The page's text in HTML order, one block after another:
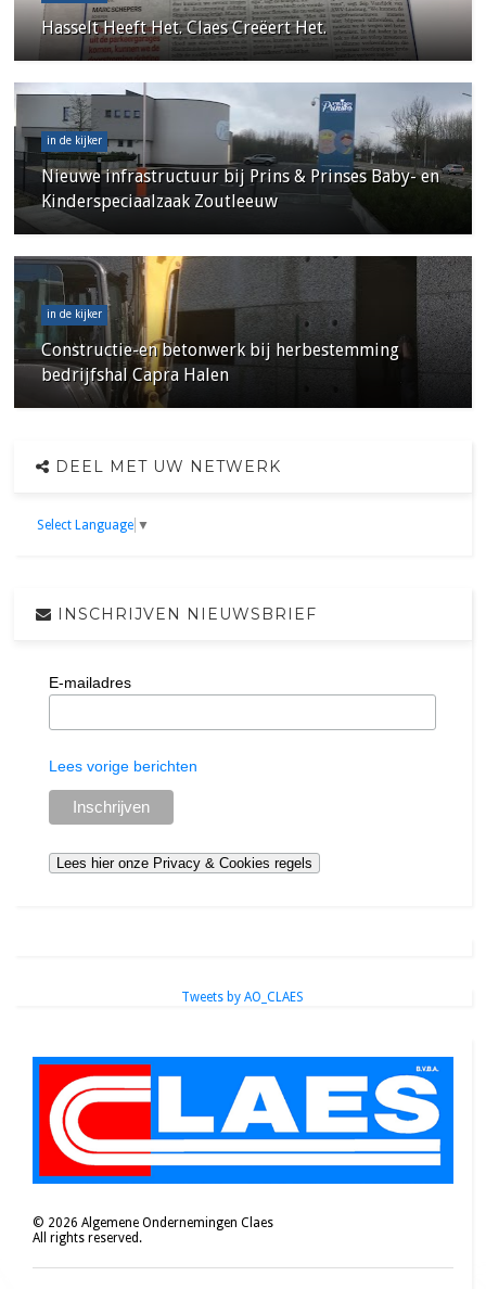
Hasselt Heeft Het. Claes Creëert Het.
in de kijker
Nieuwe infrastructuur bij Prins & Prinses Baby- en
Kinderspeciaalzaak Zoutleeuw
in de kijker
Constructie-en betonwerk bij herbestemming
bedrijfshal Capra Halen
DEEL MET UW NETWERK
Select Language ▼
INSCHRIJVEN NIEUWSBRIEF
E-mailadres
Lees vorige berichten
Tweets by AO_CLAES
© 2026 Algemene Ondernemingen Claes
All rights reserved.